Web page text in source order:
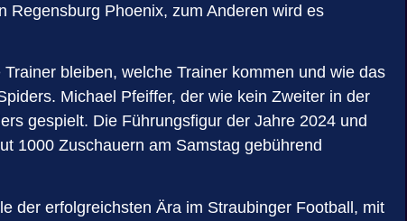
Regensburg Phoenix, zum Anderen wird es
bleiben, welche Trainer kommen und wie das
Michael Pfeiffer, der wie kein Zweiter in der
gespielt. Die Führungsfigur der Jahre 2024 und
1000 Zuschauern am Samstag gebührend
der erfolgreichsten Ära im Straubinger Football, mit